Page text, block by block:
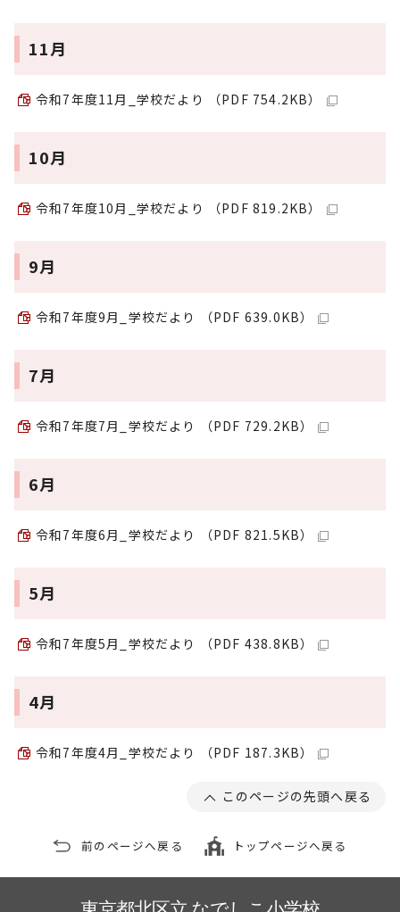
11月
令和7年度11月_学校だより （PDF 754.2KB）
10月
令和7年度10月_学校だより （PDF 819.2KB）
9月
令和7年度9月_学校だより （PDF 639.0KB）
7月
令和7年度7月_学校だより （PDF 729.2KB）
6月
令和7年度6月_学校だより （PDF 821.5KB）
5月
令和7年度5月_学校だより （PDF 438.8KB）
4月
令和7年度4月_学校だより （PDF 187.3KB）
このページの先頭へ戻る
前のページへ戻る トップページへ戻る